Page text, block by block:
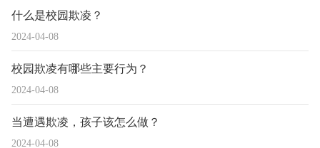
2024-04-08
什么是校园欺凌？
2024-04-08
校园欺凌有哪些主要行为？
2024-04-08
当遭遇欺凌，孩子该怎么做？